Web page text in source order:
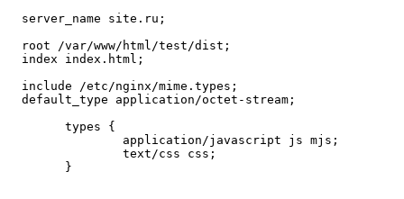
  server_name site.ru;
  root /var/www/html/test/dist;
  index index.html;
  include /etc/nginx/mime.types;
  default_type application/octet-stream;